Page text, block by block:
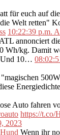
für euch auf
die Welt retten"
10:22:39 p.m.
annonciert
Wh/kg. Damit
Und 10…
Auto fahren
https://t.co/
2023
Wenn ihr